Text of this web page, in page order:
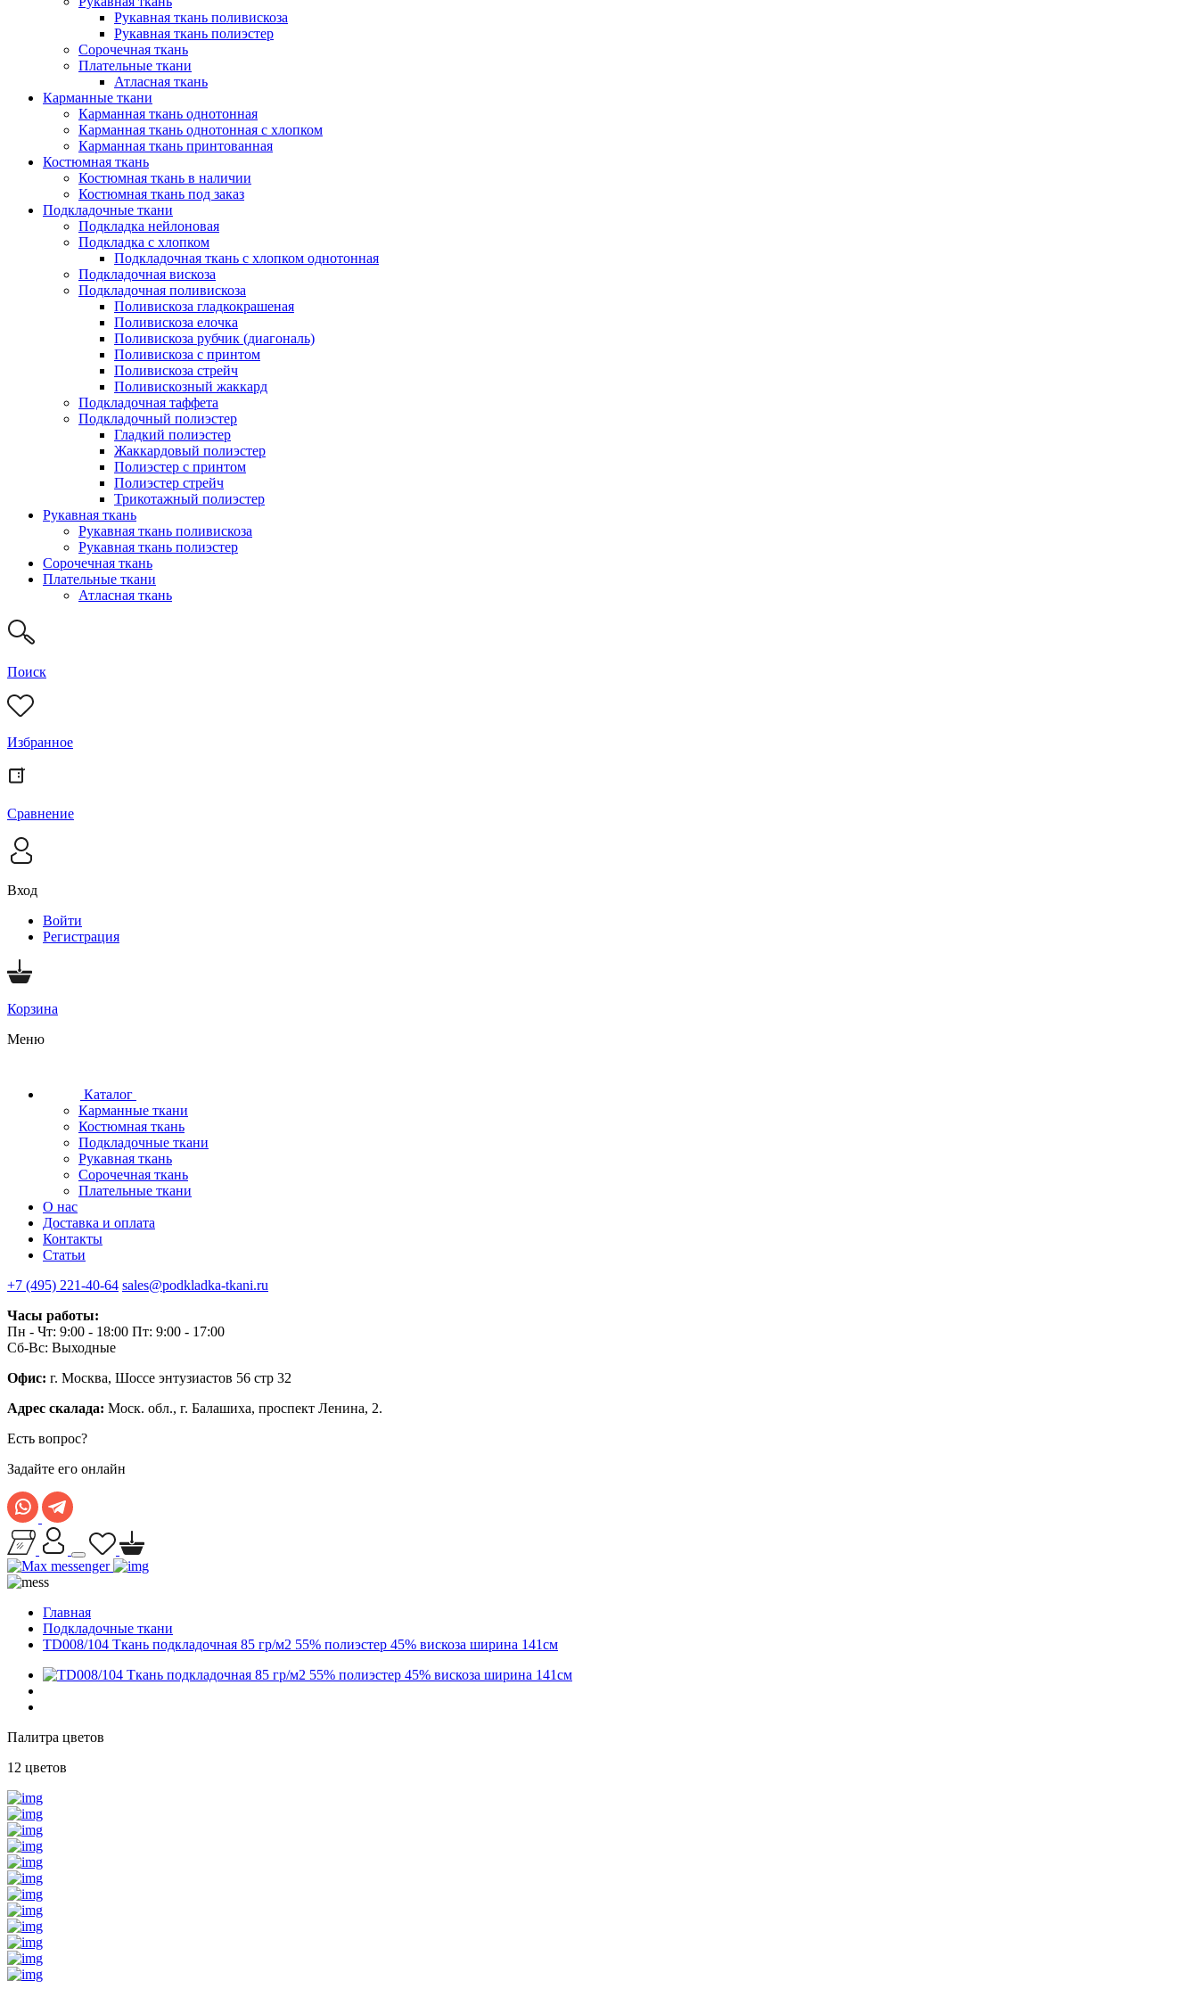
Рукавная ткань поливискоза
Рукавная ткань полиэстер
Сорочечная ткань
Плательные ткани
Атласная ткань
Карманные ткани
Карманная ткань однотонная
Карманная ткань однотонная с хлопком
Карманная ткань принтованная
Костюмная ткань
Костюмная ткань в наличии
Костюмная ткань под заказ
Подкладочные ткани
Подкладка нейлоновая
Подкладка с хлопком
Подкладочная ткань с хлопком однотонная
Подкладочная вискоза
Подкладочная поливискоза
Поливискоза гладкокрашеная
Поливискоза елочка
Поливискоза рубчик (диагональ)
Поливискоза с принтом
Поливискоза стрейч
Поливискозный жаккард
Подкладочная таффета
Подкладочный полиэстер
Гладкий полиэстер
Жаккардовый полиэстер
Полиэстер с принтом
Полиэстер стрейч
Трикотажный полиэстер
Рукавная ткань
Рукавная ткань поливискоза
Рукавная ткань полиэстер
Сорочечная ткань
Плательные ткани
Атласная ткань
Поиск
Избранное
Сравнение
Вход
Войти
Регистрация
Корзина
Меню
Каталог
Карманные ткани
Костюмная ткань
Подкладочные ткани
Рукавная ткань
Сорочечная ткань
Плательные ткани
О нас
Доставка и оплата
Контакты
Статьи
+7 (495) 221-40-64 sales@podkladka-tkani.ru
Часы работы:
Пн - Чт: 9:00 - 18:00 Пт: 9:00 - 17:00
Сб-Вс: Выходные
Офис: г. Москва, Шоссе энтузиастов 56 стр 32
Адрес скалада: Моск. обл., г. Балашиха, проспект Ленина, 2.
Есть вопрос?
Задайте его онлайн
Главная
Подкладочные ткани
TD008/104 Ткань подкладочная 85 гр/м2 55% полиэстер 45% вискоза ширина 141см
Палитра цветов
12 цветов